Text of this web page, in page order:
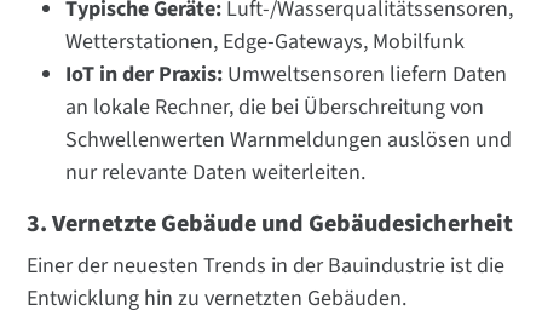
Typische Geräte: Luft-/Wasserqualitätssensoren,
Wetterstationen, Edge-Gateways, Mobilfunk
IoT in der Praxis: Umweltsensoren liefern Daten
an lokale Rechner, die bei Überschreitung von
Schwellenwerten Warnmeldungen auslösen und
nur relevante Daten weiterleiten.
3. Vernetzte Gebäude und Gebäudesicherheit
Einer der neuesten Trends in der Bauindustrie ist die
Entwicklung hin zu vernetzten Gebäuden.